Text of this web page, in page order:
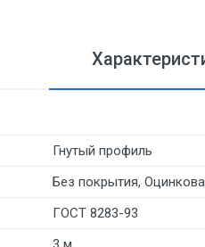
Гнутый профиль
Без покрытия,
ГОСТ 8283-93